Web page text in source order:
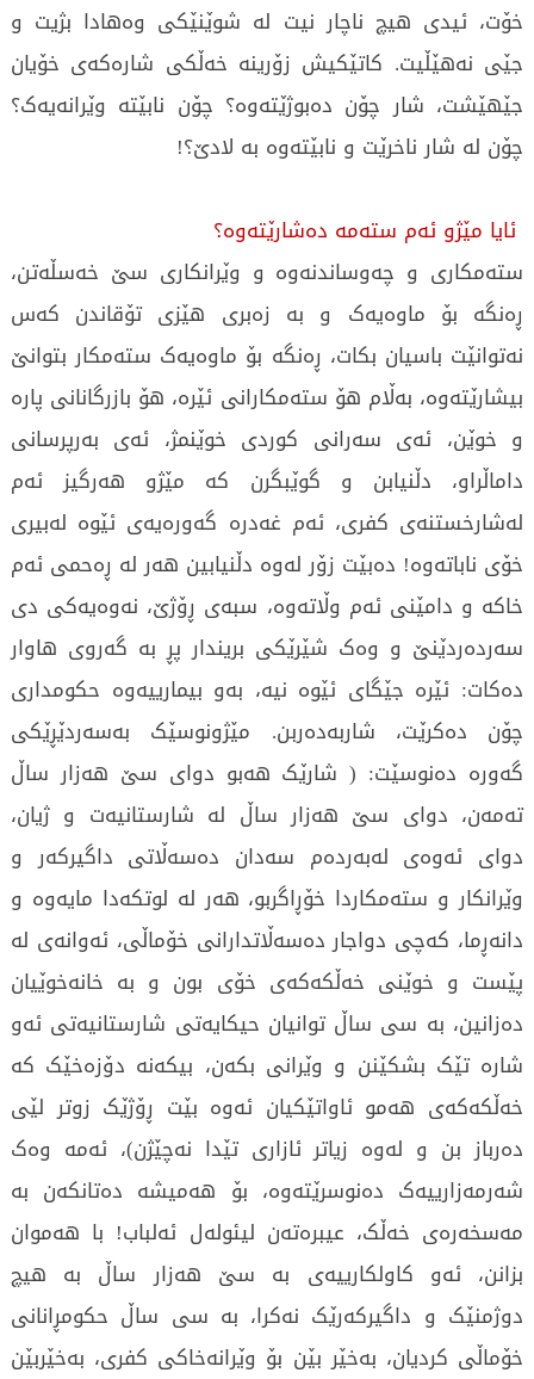
خۆت، ئیدی هیچ ناچار نیت لە شوێنێکی وەهادا بژیت و
جێی نەهێڵیت. کاتێکیش زۆرینە خەڵکی شارەکەی خۆیان
جێهێشت، شار چۆن دەبوژێتەوە؟ چۆن نابێتە وێرانەیەک؟
چۆن لە شار ناخرێت و نابێتەوە بە لادێ؟!
ئایا مێژو ئەم ستەمە دەشارێتەوە؟
ستەمکاری و چەوساندنەوە و وێرانکاری سێ خەسڵەتن،
ڕەنگە بۆ ماوەیەک و بە زەبری هێزی تۆقاندن کەس
نەتوانێت باسیان بکات، ڕەنگە بۆ ماوەیەک ستەمکار بتوانێ
بیشارێتەوە، بەڵام هۆ ستەمکارانی ئێرە، هۆ بازرگانانی پارە
و خوێن، ئەی سەرانی کوردی خوێنمژ، ئەی بەرپرسانی
داماڵراو، دڵنیابن و گوێبگرن کە مێژو هەرگیز ئەم
لەشارخستنەی کفری، ئەم غەدرە گەورەیەی ئێوە لەبیری
خۆی ناباتەوە! دەبێت زۆر لەوە دڵنیابین هەر لە ڕەحمی ئەم
خاکە و دامێنی ئەم وڵاتەوە، سبەی ڕۆژێ، نەوەیەکی دی
سەردەردێنێ و وەک شێرێکی بریندار پڕ بە گەروی هاوار
دەکات: ئێرە جێگای ئێوە نیە، بەو بیمارییەوە حکومداری
چۆن دەکرێت، شاربەدەربن. مێژونوسێک بەسەردێڕێکی
گەورە دەنوسێت: ( شارێک هەبو دوای سێ هەزار ساڵ
تەمەن، دوای سێ هەزار ساڵ لە شارستانیەت و ژیان،
دوای ئەوەی لەبەردەم سەدان دەسەڵاتی داگیرکەر و
وێرانکار و ستەمکاردا خۆڕاگربو، هەر لە لوتکەدا مایەوە و
دانەڕما، کەچی دواجار دەسەڵاتدارانی خۆماڵی، ئەوانەی لە
پێست و خوێنی خەڵکەکەی خۆی بون و بە خانەخوێیان
دەزانین، بە سی ساڵ توانیان حیکایەتی شارستانیەتی ئەو
شارە تێک بشکێنن و وێرانی بکەن، بیکەنە دۆزەخێک کە
خەڵکەکەی هەمو ئاواتێکیان ئەوە بێت ڕۆژێک زوتر لێی
دەرباز بن و لەوە زیاتر ئازاری تێدا نەچێژن)، ئەمە وەک
شەرمەزارییەک دەنوسرێتەوە، بۆ هەمیشە دەتانکەن بە
مەسخەرەی خەڵک، عیبرەتەن لیئولەل ئەلباب! با هەموان
بزانن، ئەو کاولکارییەی بە سێ هەزار ساڵ بە هیچ
دوژمنێک و داگیرکەرێک نەکرا، بە سی ساڵ حکومڕانانی
خۆماڵی کردیان، بەخێر بێن بۆ وێرانەخاکی کفری، بەخێربێن